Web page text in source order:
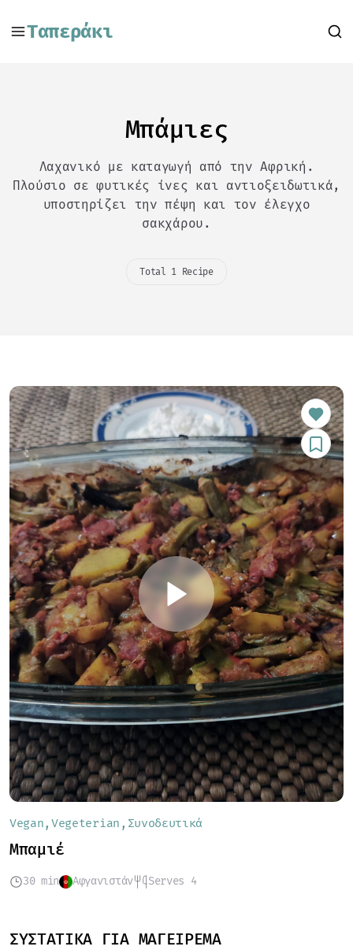
Ταπεράκι
Μπάμιες
Λαχανικό με καταγωγή από την Αφρική.
Πλούσιο σε φυτικές ίνες και αντιοξειδωτικά,
υποστηρίζει την πέψη και τον έλεγχο
σακχάρου.
Total 1 Recipe
Vegan Vegeterian Συνοδευτικά
Μπαμιέ
30 min Αφγανιστάν Serves 4
ΣΥΣΤΑΤΙΚΆ ΓΙΑ ΜΑΓΕΊΡΕΜΑ